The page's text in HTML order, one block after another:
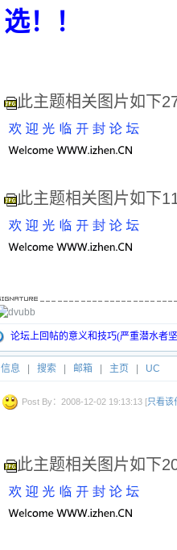
选！！
此主题相关图片如下
此主题相关图片如下
论坛上回帖的意义和技巧(严重潜水者
信息 搜索 邮箱 主页 UC
Post By：2008-12-02 19:13:13 [只看该
此主题相关图片如下